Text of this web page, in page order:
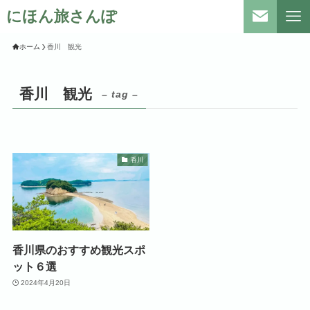
にほん旅さんぽ
ホーム 香川 観光
香川 観光 – tag –
香川
香川県のおすすめ観光スポ
ット６選
2024年4月20日